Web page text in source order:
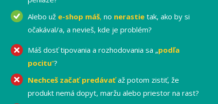
Alebo už e-shop máš, no nerastie tak, ako by si
očakával/a, a nevieš, kde je problém?
Máš dosť tipovania a rozhodovania sa „podľa
pocitu“?
Nechceš začať predávaťaž potom zistiť, že
produkt nemá dopyt, maržu alebo priestor na rast?